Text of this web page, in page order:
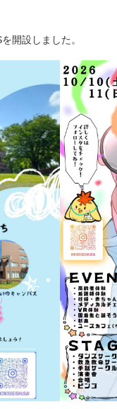
開設しました。